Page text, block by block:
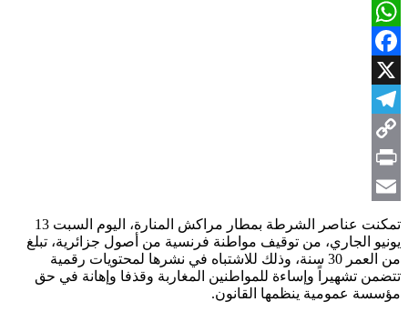
WhatsApp
Facebook
X
Telegram
Copy
Link
Print
Email
تمكنت عناصر الشرطة بمطار مراكش المنارة، اليوم السبت 13
يونيو الجاري، من توقيف مواطنة فرنسية من أصول جزائرية، تبلغ
من العمر 30 سنة، وذلك للاشتباه في نشرها لمحتويات رقمية
تتضمن تشهيراً وإساءة للمواطنين المغاربة وقذفا وإهانة في حق
مؤسسة عمومية ينظمها القانون.